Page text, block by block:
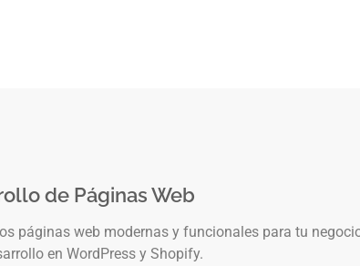
de Páginas Web
páginas web modernas y funcionales para tu
en WordPress y Shopify.